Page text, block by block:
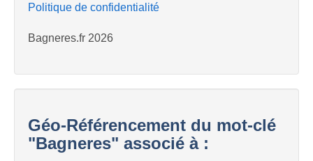
Politique de confidentialité
Bagneres.fr 2026
Géo-Référencement du mot-clé
"Bagneres" associé à :